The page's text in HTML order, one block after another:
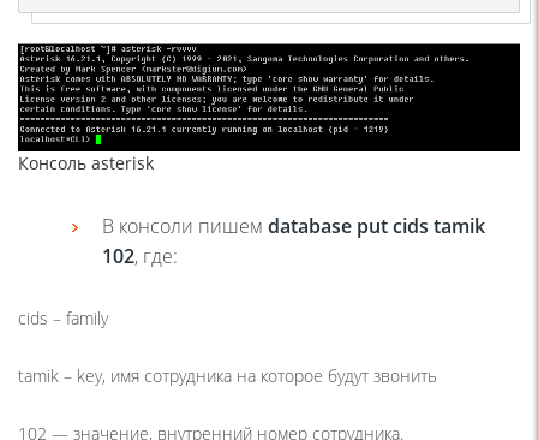
Консоль asterisk
В консоли пишем database put cids tamik
102, где:
cids – family
tamik – key, имя сотрудника на которое будут звонить
102 — значение, внутренний номер сотрудника.